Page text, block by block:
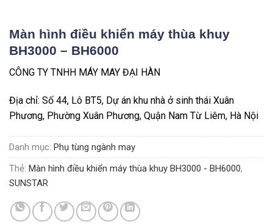
Màn hình điều khiển máy thùa khuy
BH3000 – BH6000
CÔNG TY TNHH MÁY MAY ĐẠI HÀN
Địa chỉ: Số 44, Lô BT5, Dự án khu nhà ở sinh thái Xuân
Phương, Phường Xuân Phương, Quận Nam Từ Liêm, Hà Nội
Danh mục: Phụ tùng ngành may
Thẻ: Màn hình điều khiển máy thùa khuy BH3000 - BH6000,
SUNSTAR